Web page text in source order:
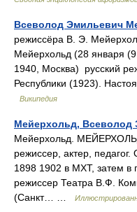
Всеволод Эмильевич
режиссёра В. Э.
Мейерхольд (28 января
1940, Москва) русский
Республики (1923).
Википедия
Мейерхольд, Всеволод
Мейерхольд.
режиссер, актер,
1898 1902 в МХТ, затем в
режиссер Театра В.Ф.
(Санкт… …